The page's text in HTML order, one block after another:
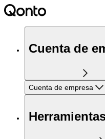
Cuenta de
Cuenta de empresa